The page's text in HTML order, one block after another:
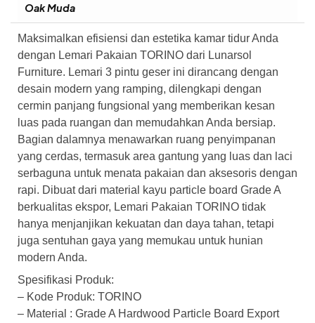
Oak Muda
Maksimalkan efisiensi dan estetika kamar tidur Anda
dengan Lemari Pakaian TORINO dari Lunarsol
Furniture. Lemari 3 pintu geser ini dirancang dengan
desain modern yang ramping, dilengkapi dengan
cermin panjang fungsional yang memberikan kesan
luas pada ruangan dan memudahkan Anda bersiap.
Bagian dalamnya menawarkan ruang penyimpanan
yang cerdas, termasuk area gantung yang luas dan laci
serbaguna untuk menata pakaian dan aksesoris dengan
rapi. Dibuat dari material kayu particle board Grade A
berkualitas ekspor, Lemari Pakaian TORINO tidak
hanya menjanjikan kekuatan dan daya tahan, tetapi
juga sentuhan gaya yang memukau untuk hunian
modern Anda.
Spesifikasi Produk:
– Kode Produk: TORINO
– Material : Grade A Hardwood Particle Board Export